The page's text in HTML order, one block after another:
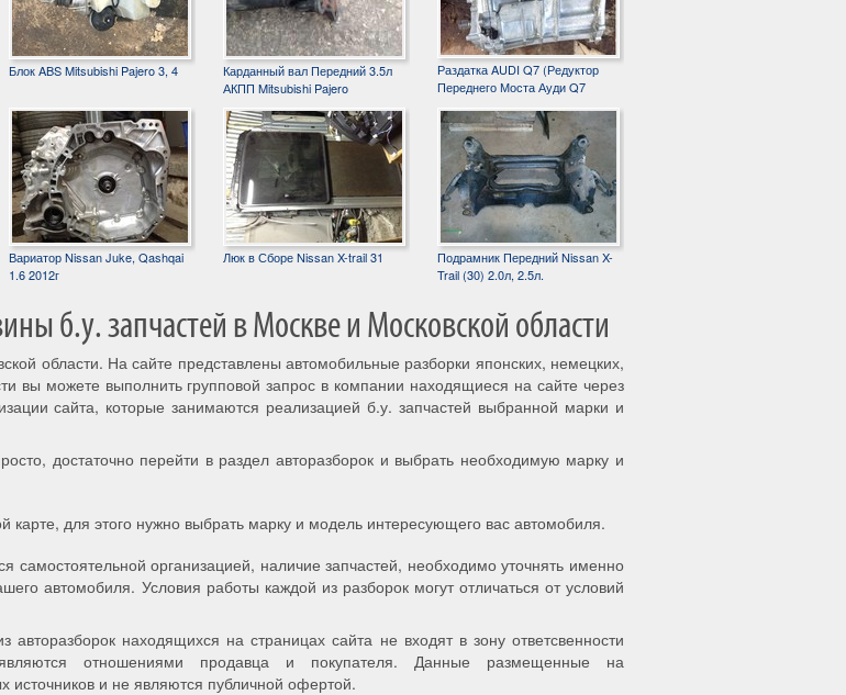
Блок ABS Mitsubishi Pajero 3, 4
Карданный вал Передний 3.5л
АКПП Mitsubishi Pajero
Раздатка AUDI Q7 (Редуктор
Переднего Моста Ауди Q7
Вариатор Nissan Juke, Qashqai
1.6 2012г
Люк в Сборе Nissan X-trail 31
Подрамник Передний Nissan X-
Trail (30) 2.0л, 2.5л.
б.у. запчастей в Москве и Московской области
области. На сайте представлены автомобильные разборки японских, немецких,
вы можете выполнить групповой запрос в компании находящиеся на сайте через
сайта, которые занимаются реализацией б.у. запчастей выбранной марки и
достаточно перейти в раздел авторазборок и выбрать необходимую марку и
карте, для этого нужно выбрать марку и модель интересующего вас автомобиля.
самостоятельной организацией, наличие запчастей, необходимо уточнять именно
автомобиля. Условия работы каждой из разборок могут отличаться от условий
находящихся на страницах сайта не входят в зону ответсвенности
отношениями продавца и покупателя. Данные размещенные на
и не являются публичной офертой.